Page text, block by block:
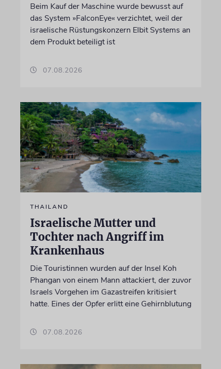
Beim Kauf der Maschine wurde bewusst auf
das System »FalconEye« verzichtet, weil der
israelische Rüstungskonzern Elbit Systems an
dem Produkt beteiligt ist
07.08.2026
THAILAND
Israelische Mutter und
Tochter nach Angriff im
Krankenhaus
Die Touristinnen wurden auf der Insel Koh
Phangan von einem Mann attackiert, der zuvor
Israels Vorgehen im Gazastreifen kritisiert
hatte. Eines der Opfer erlitt eine Gehirnblutung
07.08.2026